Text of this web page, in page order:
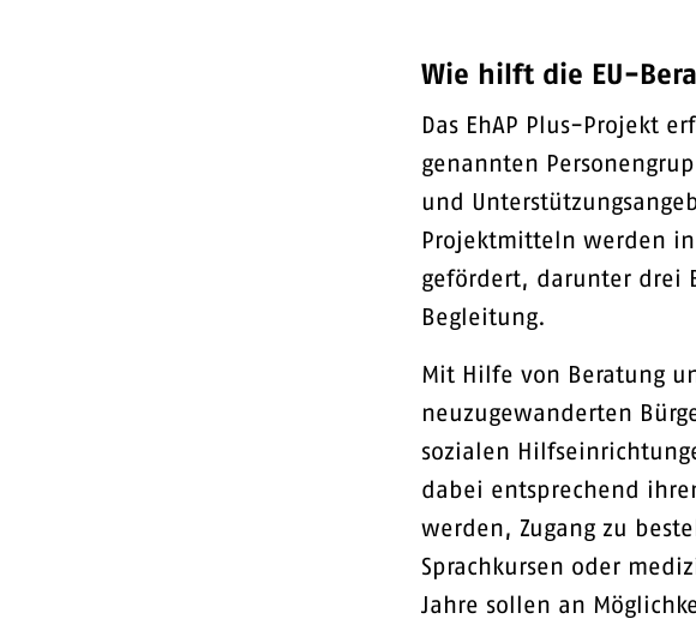
Wie hilft die EU-
Das EhAP Plus-Projekt
genannten
und
Projektmitteln werden
gefördert, darunter drei
Begleitung.
Mit Hilfe von Beratung
neuzugewanderten
sozialen
dabei entsprechend
werden, Zugang zu
Sprachkursen oder
Jahre sollen an